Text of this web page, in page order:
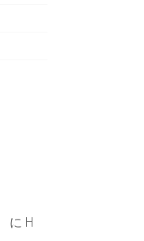
に H